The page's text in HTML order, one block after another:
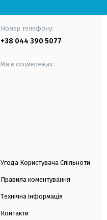
Номер телефону:
+38 044 390 5077
Ми в соцмережах:
Угода Користувача Спільноти
Правила коментування
Технічна інформація
Контакти